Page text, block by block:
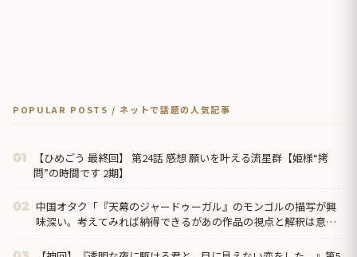
POPULAR POSTS / ネットで話題の人気記事
01
【ひめごう 最終回】 第24話 感想 願いを叶える流星群【姫様“拷
問”の時間です 2期】
02 中国オタク「『天幕のジャードゥーガル』のモンゴルの描写が興
味深い。考えてみれば納得できるがあの作品の視点と解釈は意外